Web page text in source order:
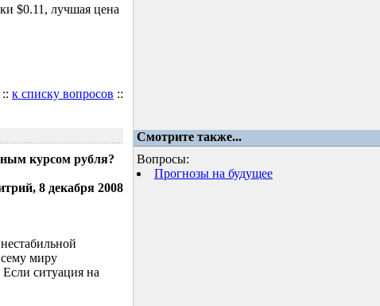
$0.11, лучшая цена
:: к списку вопросов ::
Смотрите также...
курсом рубля?
8 декабря 2008
миру
ситуация на
Вопросы:
Прогнозы на будущее